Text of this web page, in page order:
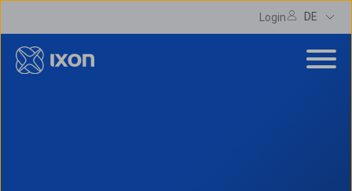
Login DE